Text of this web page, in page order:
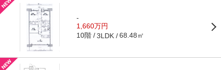
-
1,660万円
10階 3LDK 68.48㎡